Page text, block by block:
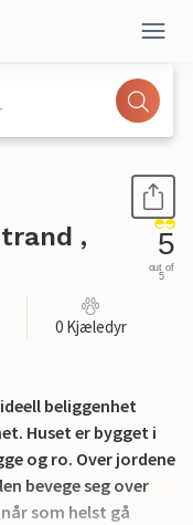
,
5
out of
5
0 Kjæledyr
beliggenhet
Huset er bygget i
og ro. Over jordene
bevege seg over
som helst gå